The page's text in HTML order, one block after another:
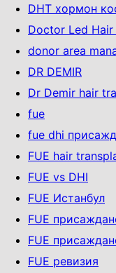
DHT хормон
Doctor Led
donor area
DR DEMIR
Dr Demir hair
fue
fue dhi
FUE hair
FUE vs DHI
FUE Истанбул
FUE
FUE
FUE ревизия